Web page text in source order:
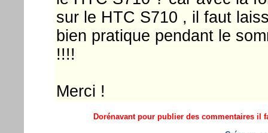
sur le HTC S710 , il faut
bien pratique pendant le
!!!!
Merci !
Dorénavant pour publier des commentaires il